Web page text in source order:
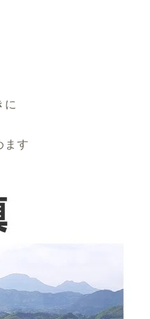
に
ます